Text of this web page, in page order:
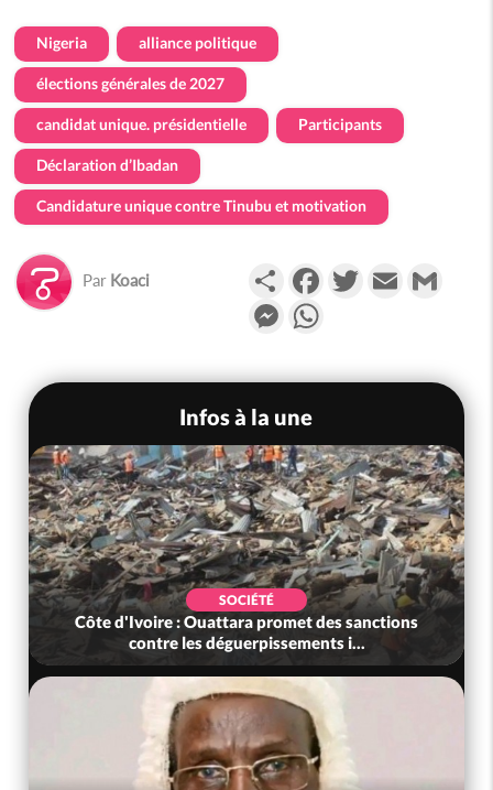
Nigeria alliance politique
élections générales de 2027
candidat unique. présidentielle Participants
Déclaration d’Ibadan
Candidature unique contre Tinubu et motivation
Par Koaci PartagerFacebookTwitterEmail
Messenger
Infos à la une
SOCIÉTÉ
Côte d'Ivoire : Ouattara promet des sanctions
contre les déguerpissements i...